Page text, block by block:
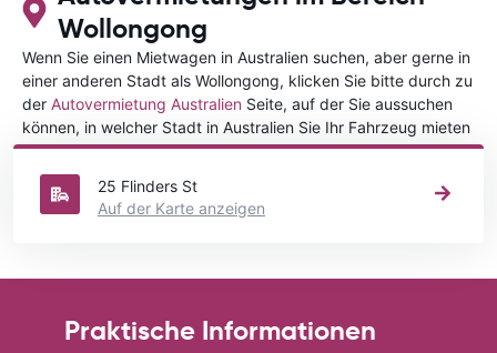
Wollongong
Wenn Sie einen Mietwagen in Australien suchen, aber gerne in
einer anderen Stadt als Wollongong, klicken Sie bitte durch zu
der Autovermietung Australien Seite, auf der Sie aussuchen
können, in welcher Stadt in Australien Sie Ihr Fahrzeug mieten
wollen.
25 Flinders St
Auf der Karte anzeigen
Praktische Informationen